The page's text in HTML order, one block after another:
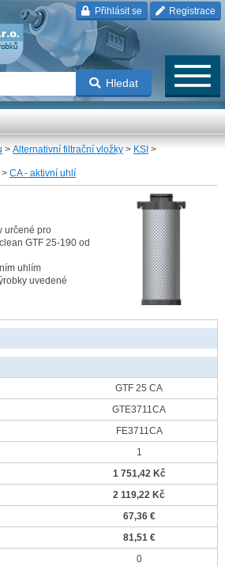
Přihlásit se Registrace
Hledat
> Alternativní filtrační vložky > KSI >
> CA - aktivní uhlí
určené pro
GTF 25-190 od
uhlím
uvedené
GTF 25 CA
GTE3711CA
FE3711CA
1
1 751,42 Kč
2 119,22 Kč
67,36 €
81,51 €
0